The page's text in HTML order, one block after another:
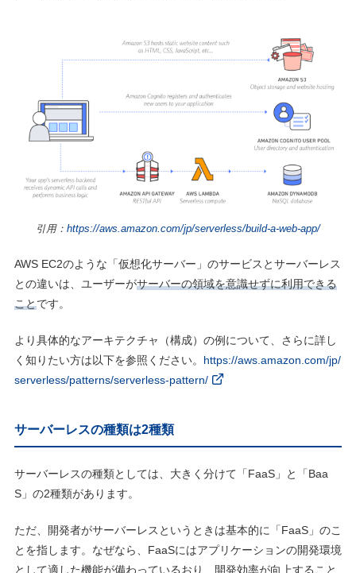
引用： https://aws.amazon.com/jp/serverless/build-a-web-app/
AWS EC2のような「仮想化サーバー」のサービスとサーバーレス
との違いは、ユーザーがサーバーの領域を意識せずに利用できる
ことです。
より具体的なアーキテクチャ（構成）の例について、さらに詳し
く知りたい方は以下を参照ください。 https://aws.amazon.com/jp/
serverless/patterns/serverless-pattern/
サーバーレスの種類は2種類
サーバーレスの種類としては、大きく分けて「FaaS」と「Baa
S」の2種類があります。
ただ、開発者がサーバーレスというときは基本的に「FaaS」のこ
とを指します。なぜなら、FaaSにはアプリケーションの開発環境
として適した機能が備わっているおり、開発効率が向上すること